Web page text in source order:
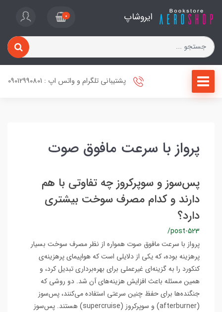
ایروشاپ 0
پشتیبانی تلگرام و واتس اپ : 09012990801
پرواز با سرعت مافوق صوت
پس‌سوز و سوپر‌کروز چه تفاوتی با هم
دارند و کدام مصرف سوخت بیشتری
دارد؟
/post-523
پرواز با سرعت مافوق صوت همواره از نظر مصرف سوخت بسیار
پرهزینه بوده، که یکی از دلایلی است که هواپیمای پرهزینه‌ی
کنکورد را به گزینه‌ای غیرعملی برای بهره‌برداری تبدیل کرد، و
همین مسئله باعث افزایش هزینه‌های آن شد. دو روشی که
جنگنده‌ها برای حفظ چنین سرعتی استفاده می‌کنند، پس‌سوز
(afterburner) و سوپرکروز (supercruise) هستند. پس‌سوز